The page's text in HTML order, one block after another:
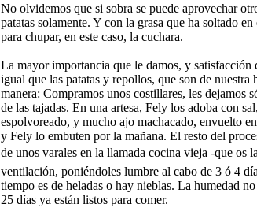
No olvidemos que si sobra se puede aprovechar
patatas solamente. Y con la grasa que ha soltado
para chupar, en este caso, la cuchara.
La mayor importancia que le damos, y satisfacción
igual que las patatas y repollos, que son de
manera: Compramos unos costillares, les dejamos
de las tajadas. En una artesa, Fely los adoba con
espolvoreado, y mucho ajo machacado, envuelto
y Fely lo embuten por la mañana. El resto del
de unos varales en la llamada cocina vieja -que
ventilación, poniéndoles lumbre al cabo de 3 ó 4
tiempo es de heladas o hay nieblas. La humedad
25 días ya están listos para comer.